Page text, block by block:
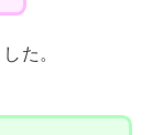
た。